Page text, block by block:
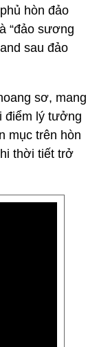
hòn đảo
“đảo sương
sau đảo
sơ, mang
điểm lý tưởng
mục trên hòn
thời tiết trở